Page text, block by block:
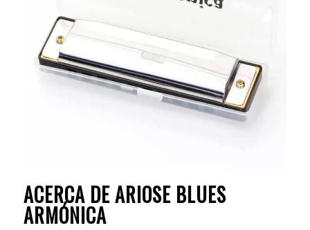
ACERCA DE ARIOSE BLUES
ARMÓNICA